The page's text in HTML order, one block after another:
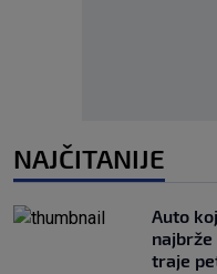
NAJČITANIJE
Auto
traje